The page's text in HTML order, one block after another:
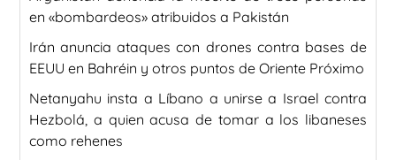
en «bombardeos» atribuidos a Pakistán
Irán anuncia ataques con drones contra bases de
EEUU en Bahréin y otros puntos de Oriente Próximo
Netanyahu insta a Líbano a unirse a Israel contra
Hezbolá, a quien acusa de tomar a los libaneses
como rehenes